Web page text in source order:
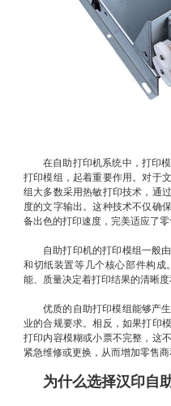
在自助打印机系统中，打印
打印模组，起着重要作用。对于
组大多数采用热敏打印技术，通
度的文字输出。这种技术不仅确
备出色的打印速度，完美适应了零
自助打印机的打印模组一般
和切纸装置等几个核心部件构成
能、质量决定着打印结果的清晰度
优质的自助打印模组能够产
业的合规要求。相反，如果打印
打印内容模糊或小票不完整，这
紧急维修或更换，从而增加零售商
为什么选择汉印自